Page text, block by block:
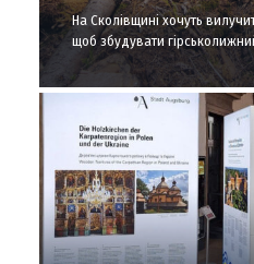
На Сколівщині хочуть
щоб збудувати